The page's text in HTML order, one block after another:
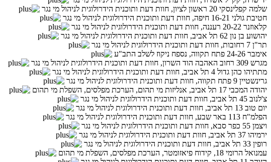
שלמה קפלינסקי 20 ראשון לציון, חוות דעת ותוכנית הידרולוגית לניהול מי נגר
חטיבת גולני 16-21 חיפה, חוות דעת ותוכנית הידרולוגית לניהול מי נגר
קלאוזנר 20-22 רעננה, חוות דעת ותוכנית הידרולוגית לניהול מי נגר
יהושוע בן נון 62 תל אביב, חוות דעת ותוכנית הידרולוגית לניהול מי נגר
תר"ן 7 רחובות, חוות דעת ותוכנית הידרולוגית לניהול מי נגר
אימבר 24-26 פתח תקווה, נספח ניקוז לשלב התב"ע
מגרש 309 רחוב האהבה הוד השרון, חוות דעת ותוכנית הידרולוגית לניהול מי נגר
מתתיהו כהן גדול 4 תל אביב, חוות דעת ותוכנית הידרולוגית לניהול מי נגר
גרינשטיין 9 פתח תקווה, חוות דעת ותוכנית הידרולוגית לניהול מי נגר
יהודה המכבי 17 תל אביב, אנליזות מי תהום, הערכת מפלסים, השפלת מי תהום
צ'לנוב 45 תל אביב, חוות דעת ותוכנית הידרולוגית לניהול מי נגר
יום טוב 13 תל אביב, חוות דעת ותוכנית הידרולוגית לניהול מי נגר
הפלמ"ח 113 באר שבע, חוות דעת ותוכנית הידרולוגית לניהול מי נגר
ויצמן 55 כפר סבא, חוות דעת ותוכנית הידרולוגית לניהול מי נגר
ירמיהו 37 תל אביב, חוות דעת ותוכנית הידרולוגית לניהול מי נגר
רופין 33 תל אביב, חוות דעת ותוכנית הידרולוגית לניהול מי נגר
עמנואל הרומי 18, קידוח פיאזומטר, הערכת מפלסים, השפלת מי תהום